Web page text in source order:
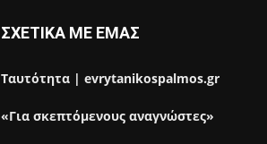
ΣΧΕΤΙΚΑ ΜΕ ΕΜΑΣ
Ταυτότητα | evrytanikospalmos.gr
«Για σκεπτόμενους αναγνώστες»